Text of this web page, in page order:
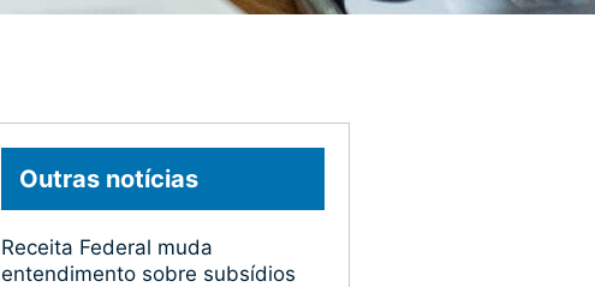
Outras notícias
Receita Federal muda
entendimento sobre subsídios